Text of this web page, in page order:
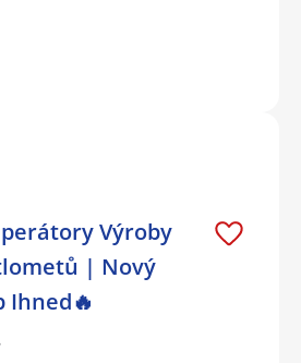
Výroby
| Nový
Ihned🔥